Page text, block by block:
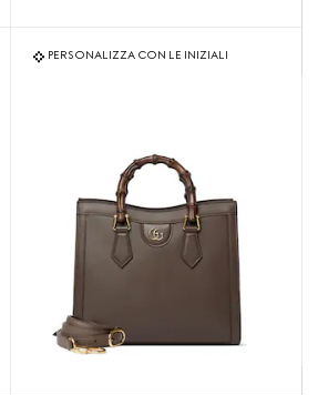
PERSONALIZZA CON LE INIZIALI